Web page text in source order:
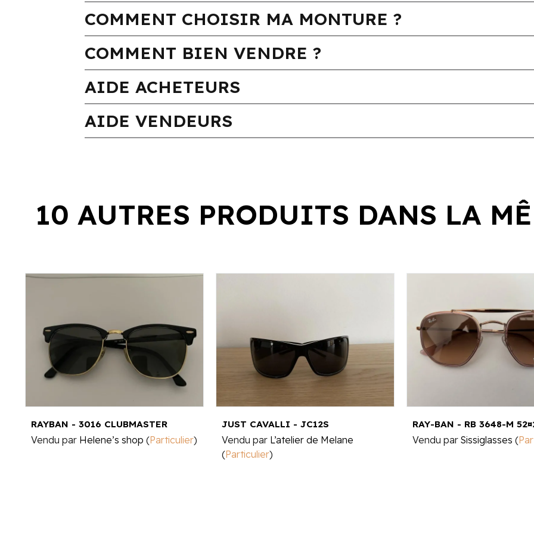
COMMENT CHOISIR MA MONTURE ?
COMMENT BIEN VENDRE ?
AIDE ACHETEURS
AIDE VENDEURS
10 AUTRES PRODUITS DANS LA
RAYBAN - 3016 CLUBMASTER
Vendu par Helene’s shop (Particulier)
JUST CAVALLI - JC12S
Vendu par L’atelier de Melane
(Particulier)
RAY-BAN - RB 3648-M
Vendu par Sissiglasses (